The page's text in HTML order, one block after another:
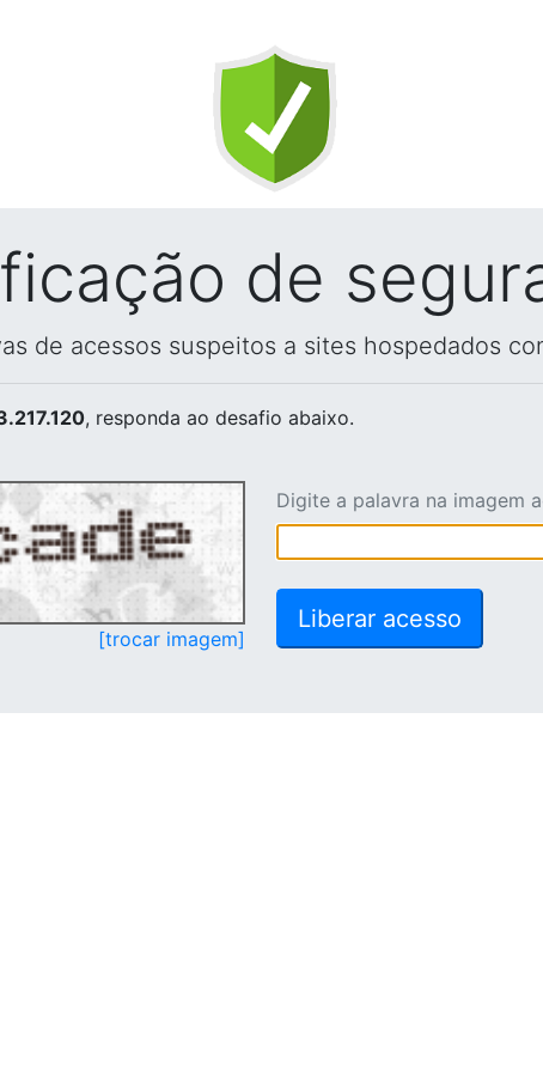
de
de acessos suspeitos a sites hospedados
, responda ao desafio abaixo.
[trocar imagem]
Digite a palavra na imagem